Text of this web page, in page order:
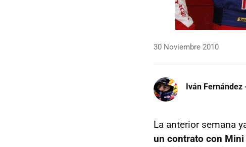
30 Noviembre 2010
Iván Fernández
La anterior semana
un contrato con